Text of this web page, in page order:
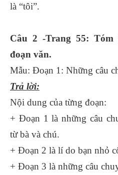
là “tôi”.
Câu 2 -Trang 55:
đoạn văn.
Mẫu: Đoạn 1: Những câu
Trả lời:
Nội dung của từng đoạn:
+ Đoạn 1 là những câu
từ bà và chú.
+ Đoạn 2 là lí do bạn nhỏ
+ Đoạn 3 là những câu